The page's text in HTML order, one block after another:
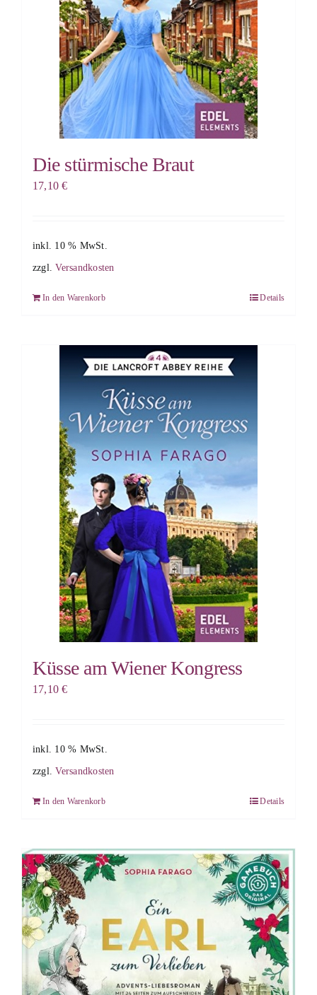
Die stürmische Braut
17,10€
inkl. 10 % MwSt.
zzgl.Versandkosten
In den Warenkorb Details
Küsse am Wiener Kongress
17,10€
inkl. 10 % MwSt.
zzgl.Versandkosten
In den Warenkorb Details